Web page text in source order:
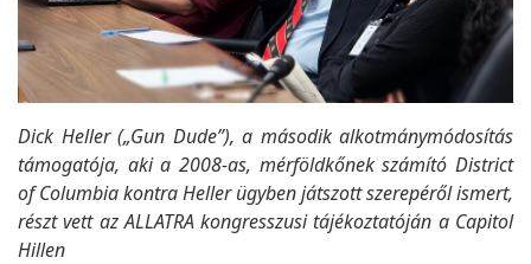
Dick Heller („Gun Dude”), a második alkotmánymódosítás
támogatója, aki a 2008-as, mérföldkőnek számító District
of Columbia kontra Heller ügyben játszott szerepéről ismert,
részt vett az ALLATRA kongresszusi tájékoztatóján a Capitol
Hillen